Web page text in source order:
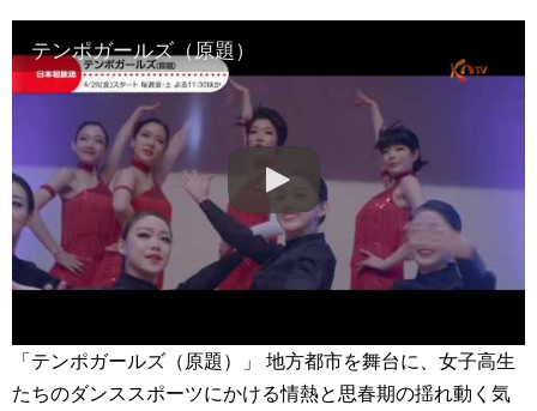
ユン・シユン＆イ・ユヨン主演「親愛なる判事様」視聴率7.8％
で水木ドラマ1位をキープ Big News TV NEW!
【衝撃】小笠原慎之介、甲子園初登板へ🔥「僕はロボットじゃ
ない」伝統の一戦で覚醒なるか⚾ NEW!
21世紀の大君夫人DUET💓#韓国ドラマ #21世紀の大君夫人
#disneyplus #iu #byeonwooseok
「違う（ちがう）・異なる」を韓国語では？「다르다（タル
ダ）」の意味・使い方について
について
「退屈だ・暇だ」を韓国語では？「심심하다（シムシマダ）」
の意味・使い方について
■韓国ドラマ『キング～Two Hearts』予告動画（日本語字幕）
HSF(126)-윤균상 서울숲 벤치 (YUN Kyunsang)(4)September::
Healing in Seoul Forest (서울숲)
yoon kyun sang
テンポガールズ（原題）
「テンポガールズ（原題）」 地方都市を舞台に、女子高生
たちのダンススポーツにかける情熱と思春期の揺れ動く気